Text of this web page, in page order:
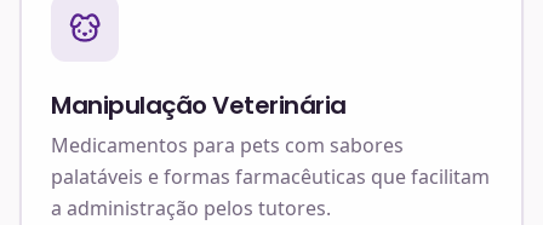
Manipulação Veterinária
Medicamentos para pets com sabores
palatáveis e formas farmacêuticas que facilitam
a administração pelos tutores.